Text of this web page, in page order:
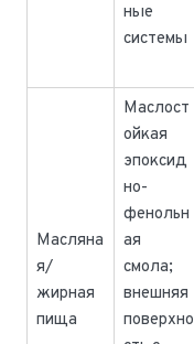
ные
системы
Масляна
я/
жирная
пища
Маслост
ойкая
эпоксид
но-
фенольн
ая
смола;
внешняя
поверхно